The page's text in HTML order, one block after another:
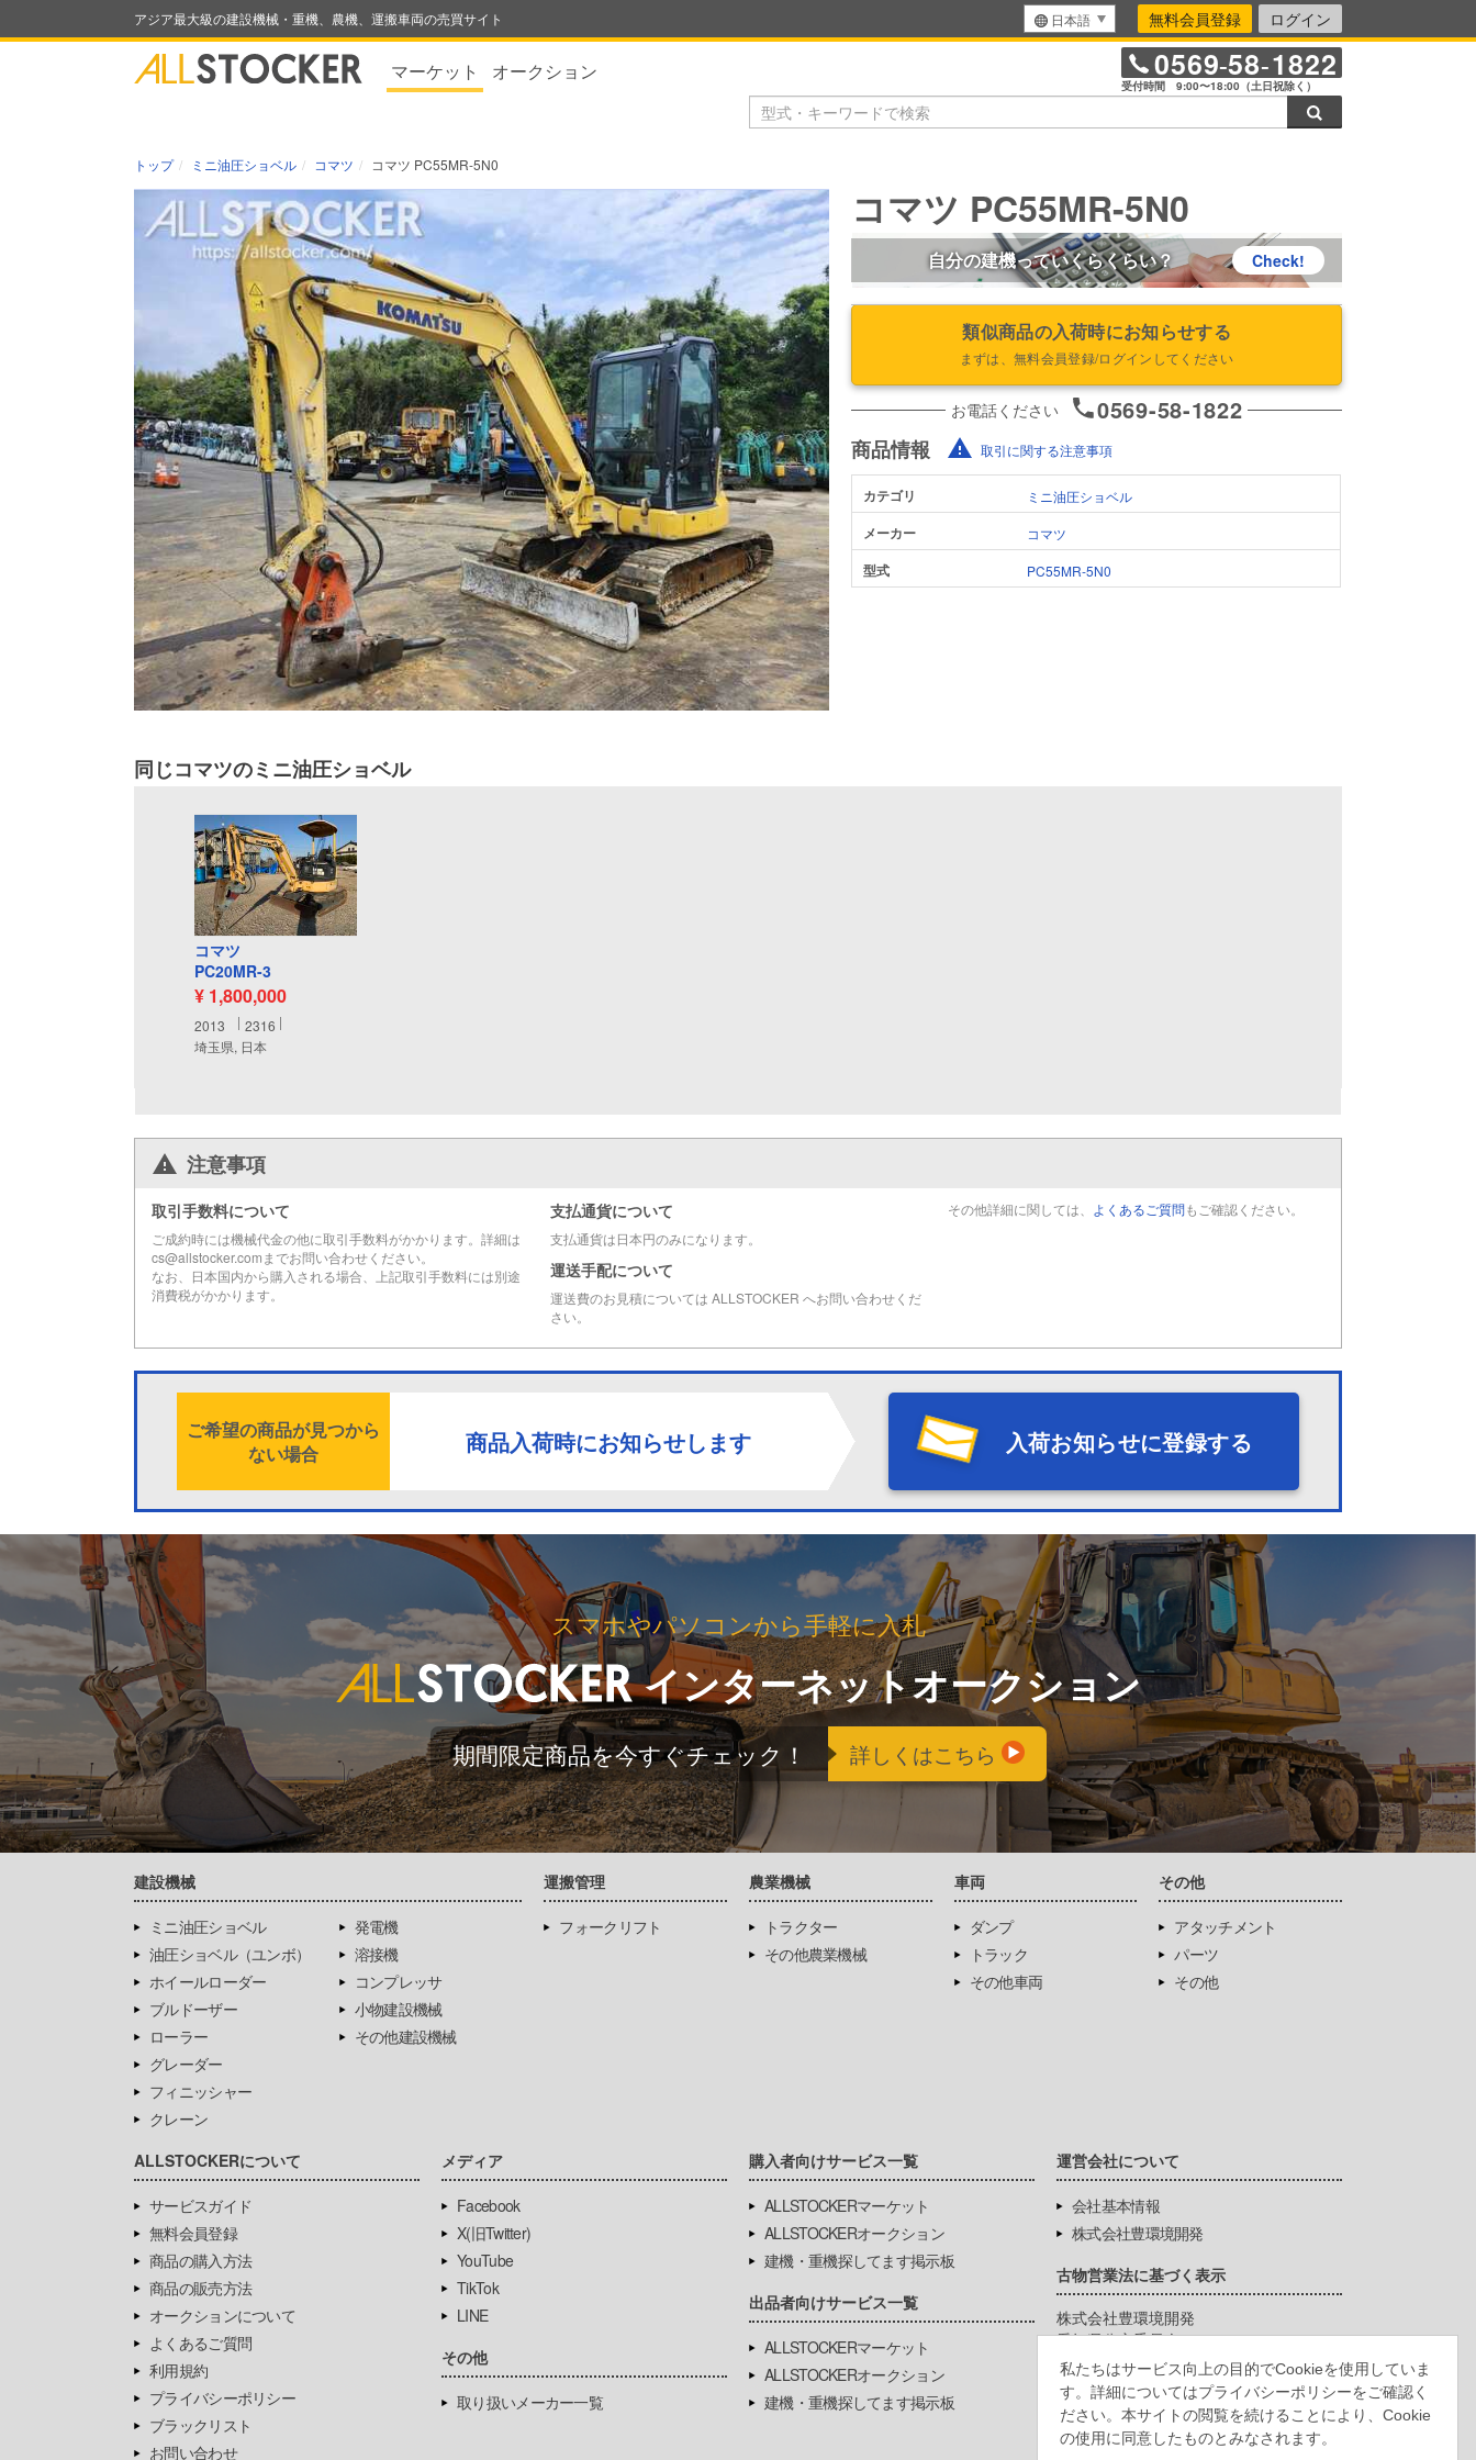
私たちはサービス向上の目的でCookieを使用していま
す。詳細についてはプライバシーポリシーをご確認く
ださい。本サイトの閲覧を続けることにより、Cookie
の使用に同意したものとみなされます。
アジア最大級の建設機械・重機、農機、運搬車両の売買サイト 日本語 無料会員登録 ログイン
マーケット オークション 0569-58-1822
受付時間 9:00〜18:00（土日祝除く）
トップ ミニ油圧ショベル コマツ コマツ PC55MR-5N0
コマツ PC55MR-5N0
自分の建機っていくらくらい？ Check!
類似商品の入荷時にお知らせする
まずは、無料会員登録/ログインしてください
お電話ください 0569-58-1822
商品情報 取引に関する注意事項
カテゴリ ミニ油圧ショベル
メーカー コマツ
型式 PC55MR-5N0
同じコマツのミニ油圧ショベル
コマツ
PC20MR-3
¥ 1,800,000
2013
2316
埼玉県, 日本
注意事項
取引手数料について
ご成約時には機械代金の他に取引手数料がかかります。詳細は
cs@allstocker.comまでお問い合わせください。
なお、日本国内から購入される場合、上記取引手数料には別途
消費税がかかります。
支払通貨について
支払通貨は日本円のみになります。
運送手配について
運送費のお見積については ALLSTOCKER へお問い合わせくだ
さい。
その他詳細に関しては、 よくあるご質問もご確認ください。
ご希望の商品が見つから
ない場合
商品入荷時にお知らせします 入荷お知らせに登録する
スマホやパソコンから手軽に入札
インターネットオークション
期間限定商品を今すぐチェック！ 詳しくはこちら
建設機械
ミニ油圧ショベル
油圧ショベル（ユンボ）
ホイールローダー
ブルドーザー
ローラー
グレーダー
フィニッシャー
クレーン
発電機
溶接機
コンプレッサ
小物建設機械
その他建設機械
運搬管理
フォークリフト
農業機械
トラクター
その他農業機械
車両
ダンプ
トラック
その他車両
その他
アタッチメント
パーツ
その他
ALLSTOCKERについて
サービスガイド
無料会員登録
商品の購入方法
商品の販売方法
オークションについて
よくあるご質問
利用規約
プライバシーポリシー
ブラックリスト
お問い合わせ
メディア
Facebook
X(旧Twitter)
YouTube
TikTok
LINE
その他
取り扱いメーカー一覧
購入者向けサービス一覧
ALLSTOCKERマーケット
ALLSTOCKERオークション
建機・重機探してます掲示板
出品者向けサービス一覧
ALLSTOCKERマーケット
ALLSTOCKERオークション
建機・重機探してます掲示板
運営会社について
会社基本情報
株式会社豊環境開発
古物営業法に基づく表示
株式会社豊環境開発
愛知県公安委員会
第542771404200号